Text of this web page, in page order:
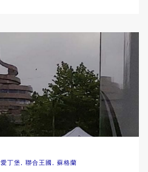
愛丁堡 聯合王國 蘇格蘭